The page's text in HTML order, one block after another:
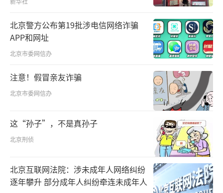
时的通勤范围内，也让这里成为港澳创业者
的“成本洼地与创新高地”。
工合空间中山首席执行官叶兴华：其实你
不亲身过来，你感受不到它每一天都在进步，
每一天都有不同的政策去鼓励大湾区的发展。
大湾区是一个他们能重新找到梦想，能实现梦
想的地方。这条赛道你觉得没机会，你可以换
赛道，换赛道的成本就是创业的成本远低于香
港。
北京警方公布第19批涉电信网络诈骗
APP和网址
北京市委网信办
注意！假冒亲友诈骗
北京市委网信办
这“孙子”，不是真孙子
北京刑侦
北京互联网法院：涉未成年人网络纠纷
逐年攀升 部分成年人纠纷牵连未成年人